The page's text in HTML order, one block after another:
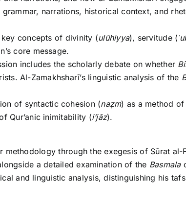
narrations, historical context, and
concepts of divinity (ulūhiyya), servitude (
core message.
includes the scholarly debate on whether
Al-Zamakhsharī’s linguistic analysis of the
of syntactic cohesion (naẓm) as a method
Qur’anic inimitability (i‘jāz).
through the exegesis of Sūrat
a detailed examination of the Basmala
and linguistic analysis, distinguishing his